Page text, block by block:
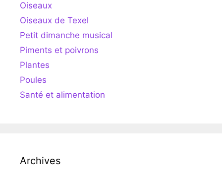
Oiseaux
Oiseaux de Texel
Petit dimanche musical
Piments et poivrons
Plantes
Poules
Santé et alimentation
Archives